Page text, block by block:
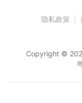
隐私政策
Copyright ©